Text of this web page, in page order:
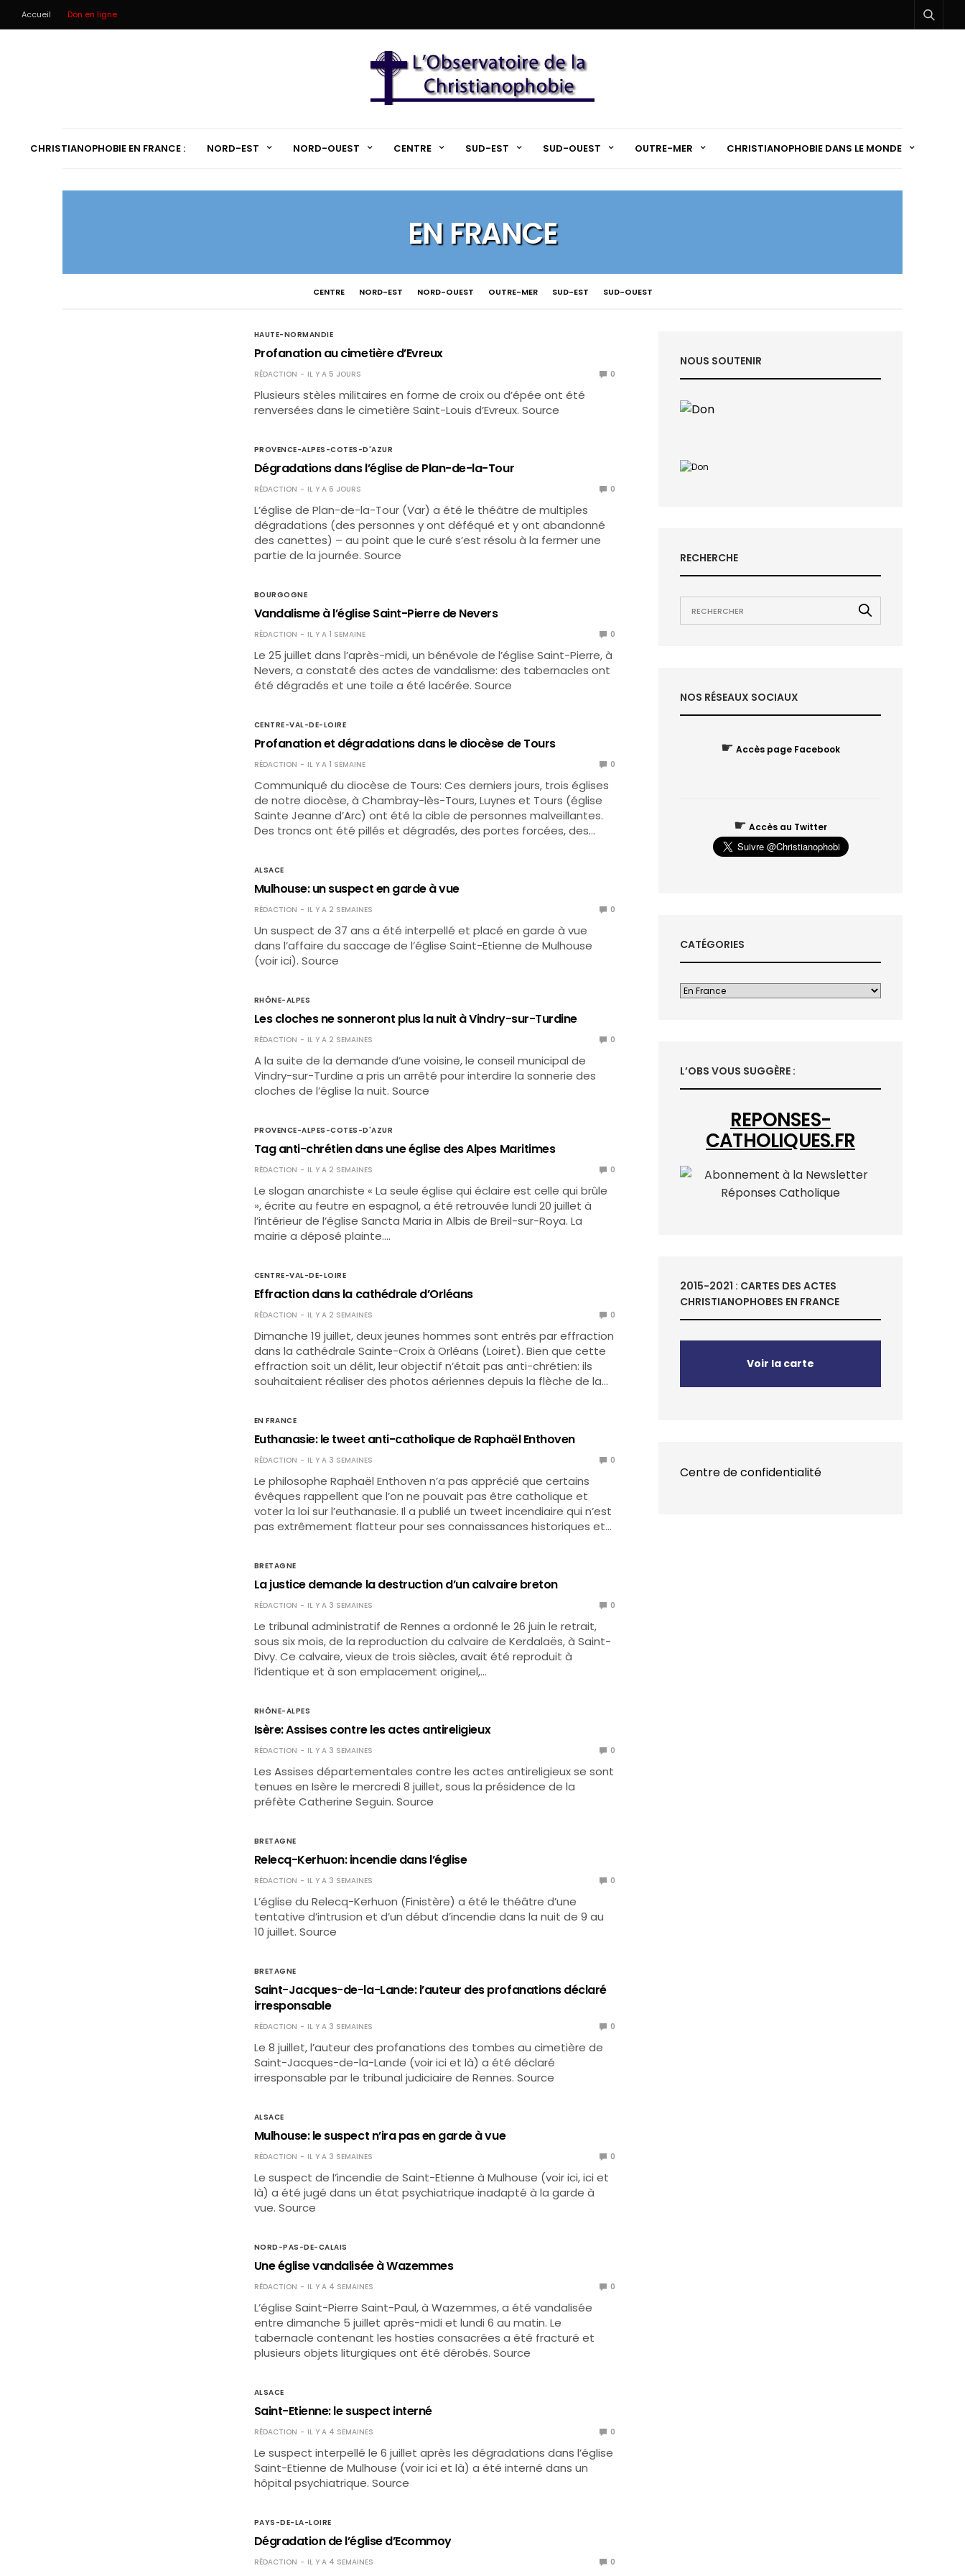
Accueil Don en ligne
CHRISTIANOPHOBIE EN FRANCE : NORD-EST NORD-OUEST CENTRE SUD-EST SUD-OUEST OUTRE-MER CHRISTIANOPHOBIE DANS LE MONDE
EN FRANCE
CENTRE NORD-EST NORD-OUEST OUTRE-MER SUD-EST SUD-OUEST
HAUTE-NORMANDIE
Profanation au cimetière d’Evreux
RÉDACTION IL Y A 5 JOURS 0
Plusieurs stèles militaires en forme de croix ou d’épée ont été
renversées dans le cimetière Saint-Louis d’Evreux. Source
PROVENCE-ALPES-COTES-D'AZUR
Dégradations dans l’église de Plan-de-la-Tour
RÉDACTION IL Y A 6 JOURS 0
L’église de Plan-de-la-Tour (Var) a été le théâtre de multiples
dégradations (des personnes y ont déféqué et y ont abandonné
des canettes) – au point que le curé s’est résolu à la fermer une
partie de la journée. Source
BOURGOGNE
Vandalisme à l’église Saint-Pierre de Nevers
RÉDACTION IL Y A 1 SEMAINE 0
Le 25 juillet dans l’après-midi, un bénévole de l’église Saint-Pierre, à
Nevers, a constaté des actes de vandalisme: des tabernacles ont
été dégradés et une toile a été lacérée. Source
CENTRE-VAL-DE-LOIRE
Profanation et dégradations dans le diocèse de Tours
RÉDACTION IL Y A 1 SEMAINE 0
Communiqué du diocèse de Tours: Ces derniers jours, trois églises
de notre diocèse, à Chambray-lès-Tours, Luynes et Tours (église
Sainte Jeanne d’Arc) ont été la cible de personnes malveillantes.
Des troncs ont été pillés et dégradés, des portes forcées, des…
ALSACE
Mulhouse: un suspect en garde à vue
RÉDACTION IL Y A 2 SEMAINES 0
Un suspect de 37 ans a été interpellé et placé en garde à vue
dans l’affaire du saccage de l’église Saint-Etienne de Mulhouse
(voir ici). Source
RHÔNE-ALPES
Les cloches ne sonneront plus la nuit à Vindry-sur-Turdine
RÉDACTION IL Y A 2 SEMAINES 0
A la suite de la demande d’une voisine, le conseil municipal de
Vindry-sur-Turdine a pris un arrêté pour interdire la sonnerie des
cloches de l’église la nuit. Source
PROVENCE-ALPES-COTES-D'AZUR
Tag anti-chrétien dans une église des Alpes Maritimes
RÉDACTION IL Y A 2 SEMAINES 0
Le slogan anarchiste « La seule église qui éclaire est celle qui brûle
», écrite au feutre en espagnol, a été retrouvée lundi 20 juillet à
l’intérieur de l’église Sancta Maria in Albis de Breil-sur-Roya. La
mairie a déposé plainte.…
CENTRE-VAL-DE-LOIRE
Effraction dans la cathédrale d’Orléans
RÉDACTION IL Y A 2 SEMAINES 0
Dimanche 19 juillet, deux jeunes hommes sont entrés par effraction
dans la cathédrale Sainte-Croix à Orléans (Loiret). Bien que cette
effraction soit un délit, leur objectif n’était pas anti-chrétien: ils
souhaitaient réaliser des photos aériennes depuis la flèche de la…
EN FRANCE
Euthanasie: le tweet anti-catholique de Raphaël Enthoven
RÉDACTION IL Y A 3 SEMAINES 0
Le philosophe Raphaël Enthoven n’a pas apprécié que certains
évêques rappellent que l’on ne pouvait pas être catholique et
voter la loi sur l’euthanasie. Il a publié un tweet incendiaire qui n’est
pas extrêmement flatteur pour ses connaissances historiques et…
BRETAGNE
La justice demande la destruction d’un calvaire breton
RÉDACTION IL Y A 3 SEMAINES 0
Le tribunal administratif de Rennes a ordonné le 26 juin le retrait,
sous six mois, de la reproduction du calvaire de Kerdalaës, à Saint-
Divy. Ce calvaire, vieux de trois siècles, avait été reproduit à
l’identique et à son emplacement originel,…
RHÔNE-ALPES
Isère: Assises contre les actes antireligieux
RÉDACTION IL Y A 3 SEMAINES 0
Les Assises départementales contre les actes antireligieux se sont
tenues en Isère le mercredi 8 juillet, sous la présidence de la
préfète Catherine Seguin. Source
BRETAGNE
Relecq-Kerhuon: incendie dans l’église
RÉDACTION IL Y A 3 SEMAINES 0
L’église du Relecq-Kerhuon (Finistère) a été le théâtre d’une
tentative d’intrusion et d’un début d’incendie dans la nuit de 9 au
10 juillet. Source
BRETAGNE
Saint-Jacques-de-la-Lande: l’auteur des profanations déclaré
irresponsable
RÉDACTION IL Y A 3 SEMAINES 0
Le 8 juillet, l’auteur des profanations des tombes au cimetière de
Saint-Jacques-de-la-Lande (voir ici et là) a été déclaré
irresponsable par le tribunal judiciaire de Rennes. Source
ALSACE
Mulhouse: le suspect n’ira pas en garde à vue
RÉDACTION IL Y A 3 SEMAINES 0
Le suspect de l’incendie de Saint-Etienne à Mulhouse (voir ici, ici et
là) a été jugé dans un état psychiatrique inadapté à la garde à
vue. Source
NORD-PAS-DE-CALAIS
Une église vandalisée à Wazemmes
RÉDACTION IL Y A 4 SEMAINES 0
L’église Saint-Pierre Saint-Paul, à Wazemmes, a été vandalisée
entre dimanche 5 juillet après-midi et lundi 6 au matin. Le
tabernacle contenant les hosties consacrées a été fracturé et
plusieurs objets liturgiques ont été dérobés. Source
ALSACE
Saint-Etienne: le suspect interné
RÉDACTION IL Y A 4 SEMAINES 0
Le suspect interpellé le 6 juillet après les dégradations dans l’église
Saint-Etienne de Mulhouse (voir ici et là) a été interné dans un
hôpital psychiatrique. Source
PAYS-DE-LA-LOIRE
Dégradation de l’église d’Ecommoy
RÉDACTION IL Y A 4 SEMAINES 0
NOUS SOUTENIR
RECHERCHE
NOS RÉSEAUX SOCIAUX
☛ Accès page Facebook
☛ Accès au Twitter
CATÉGORIES
L’OBS VOUS SUGGÈRE :
REPONSES-
CATHOLIQUES.FR
2015-2021 : CARTES DES ACTES
CHRISTIANOPHOBES EN FRANCE
Voir la carte
Centre de confidentialité